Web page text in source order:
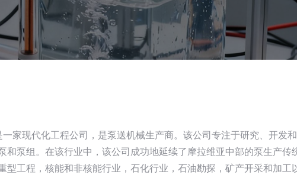
一家现代化工程公司，是泵送机械生产商。该公司专注于研究、开发
和泵组。在该行业中，该公司成功地延续了摩拉维亚中部的泵生产传
型工程，核能和非核能行业，石化行业，石油勘探，矿产开采和加工